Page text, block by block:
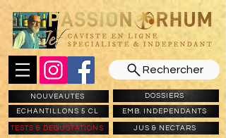
Rechercher
NOUVEAUTES
ECHANTILLONS 5 CL
DOSSIERS
EMB. INDEPENDANTS
TESTS & DEGUSTATIONS JUS & NECTARS